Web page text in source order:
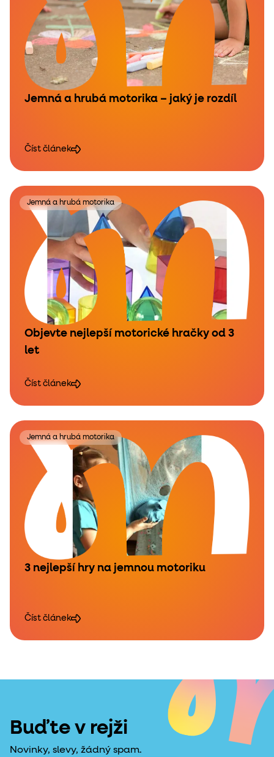
Jemná a hrubá motorika – jaký je rozdíl
Číst článek
Jemná a hrubá motorika
Objevte nejlepší motorické hračky od 3
let
Číst článek
Jemná a hrubá motorika
3 nejlepší hry na jemnou motoriku
Číst článek
Buďte v rejži
Novinky, slevy, žádný spam.